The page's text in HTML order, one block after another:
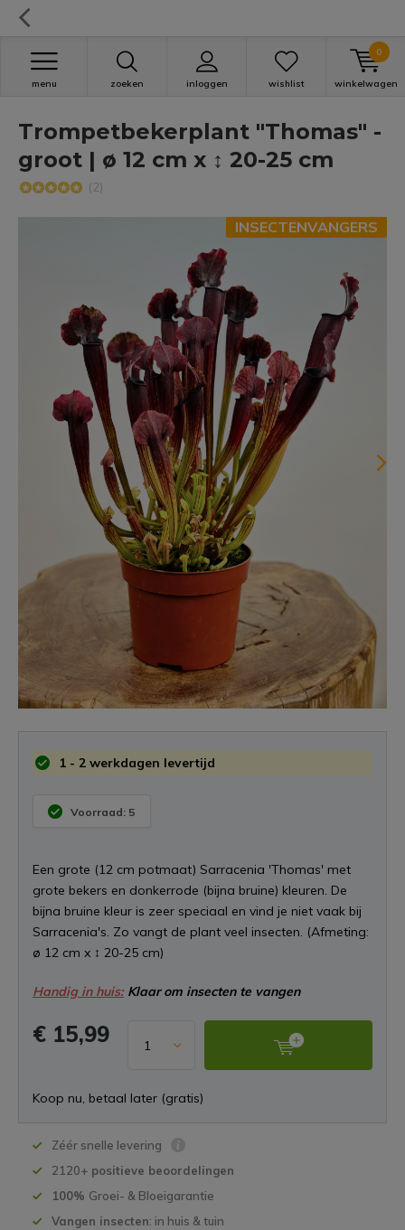
zoeken inloggen
menu wishlist winkelwagen
0
Trompetbekerplant "Thomas" -
groot | ø 12 cm x ↕ 20-25 cm
(2)
INSECTENVANGERS
1 - 2 werkdagen levertijd
Voorraad: 5
Een grote (12 cm potmaat) Sarracenia 'Thomas' met
grote bekers en donkerrode (bijna bruine) kleuren. De
bijna bruine kleur is zeer speciaal en vind je niet vaak bij
Sarracenia's. Zo vangt de plant veel insecten. (Afmeting:
ø 12 cm x ↕ 20-25 cm)
Handig in huis:Klaar om insecten te vangen
€ 15,99
Koop nu, betaal later (gratis)
Zéér snelle levering
2120+ positieve beoordelingen
100% Groei- & Bloeigarantie
Vangen insecten: in huis & tuin